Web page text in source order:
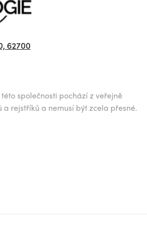
62700
společnosti pochází z veřejně
a rejstříků a nemusí být zcela přesné.